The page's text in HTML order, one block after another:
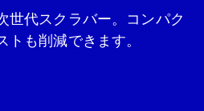
世代スクラバー。コンパク
トも削減できます。